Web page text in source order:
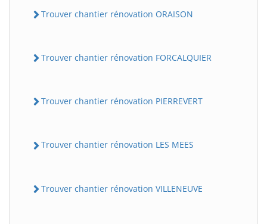
Trouver chantier rénovation ORAISON
Trouver chantier rénovation FORCALQUIER
Trouver chantier rénovation PIERREVERT
Trouver chantier rénovation LES MEES
Trouver chantier rénovation VILLENEUVE